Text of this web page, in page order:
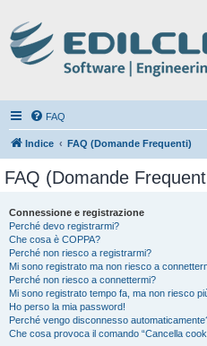
FAQ
Indice FAQ (Domande Frequenti)
FAQ (Domande
Connessione e registrazione
Perché devo registrarmi?
Che cosa è COPPA?
Perché non riesco a registrarmi?
Mi sono registrato ma non riesco a
Perché non riesco a connettermi?
Mi sono registrato tempo fa, ma non riesco
Ho perso la mia password!
Perché vengo disconnesso
Che cosa provoca il comando “Cancella